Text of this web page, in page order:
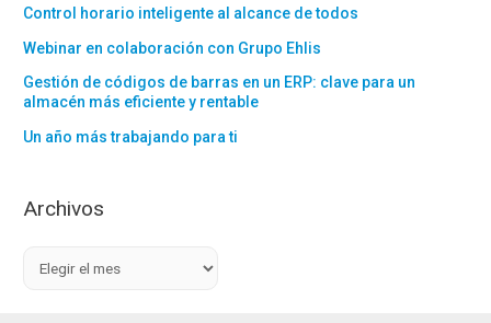
Control horario inteligente al alcance de todos
Webinar en colaboración con Grupo Ehlis
Gestión de códigos de barras en un ERP: clave para un
almacén más eficiente y rentable
Un año más trabajando para ti
Archivos